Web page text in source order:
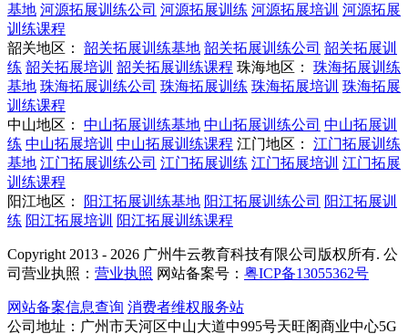
基地 河源拓展训练公司 河源拓展训练 河源拓展培训 河源拓展
训练课程
韶关地区：
韶关拓展训练基地 韶关拓展训练公司 韶关拓展训
练 韶关拓展培训 韶关拓展训练课程 珠海地区：
珠海拓展训练
基地 珠海拓展训练公司 珠海拓展训练 珠海拓展培训 珠海拓展
训练课程
中山地区：
中山拓展训练基地 中山拓展训练公司 中山拓展训
练 中山拓展培训 中山拓展训练课程 江门地区：
江门拓展训练
基地 江门拓展训练公司 江门拓展训练 江门拓展培训 江门拓展
训练课程
阳江地区：
阳江拓展训练基地 阳江拓展训练公司 阳江拓展训
练 阳江拓展培训 阳江拓展训练课程
Copyright 2013 - 2026 广州牛云教育科技有限公司版权所有. 公
司营业执照： 营业执照 网站备案号： 粤ICP备13055362号
网站备案信息查询 消费者维权服务站
公司地址：广州市天河区中山大道中995号天旺阁商业中心5G